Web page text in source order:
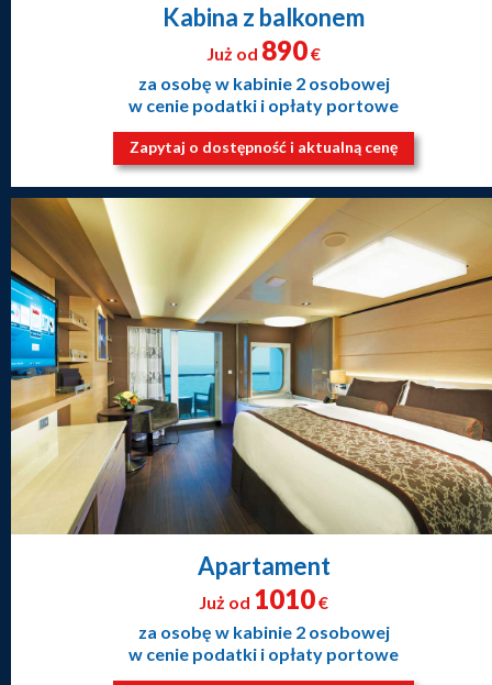
Kabina z balkonem
Już od 890€
za osobę w kabinie 2 osobowej
w cenie podatki i opłaty portowe
Zapytaj o dostępność i aktualną cenę
Apartament
Już od 1010€
za osobę w kabinie 2 osobowej
w cenie podatki i opłaty portowe